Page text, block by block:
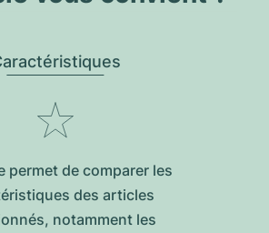
permet de comparer les
des articles
notamment les